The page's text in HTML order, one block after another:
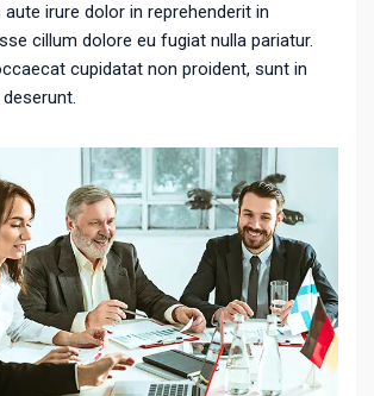
irure dolor in reprehenderit in
cillum dolore eu fugiat nulla pariatur.
cupidatat non proident, sunt in